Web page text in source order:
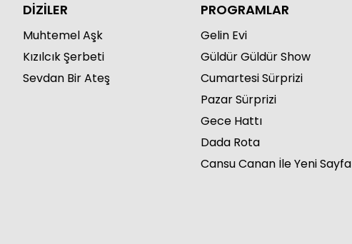
DİZİLER
Muhtemel Aşk
Kızılcık Şerbeti
Sevdan Bir Ateş
PROGRAMLAR
Gelin Evi
Güldür Güldür Show
Cumartesi Sürprizi
Pazar Sürprizi
Gece Hattı
Dada Rota
Cansu Canan İle Yeni Sayfa